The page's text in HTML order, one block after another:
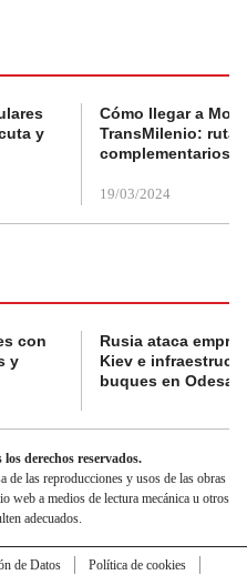
y
Cómo llegar a
TransMilenio:
complementarios
19/03/2024
con
y
Rusia ataca
Kiev e
buques en Odesa
derechos reservados.
las reproducciones y usos de las obras
web a medios de lectura mecánica u otros
adecuados.
de Datos
Política de cookies